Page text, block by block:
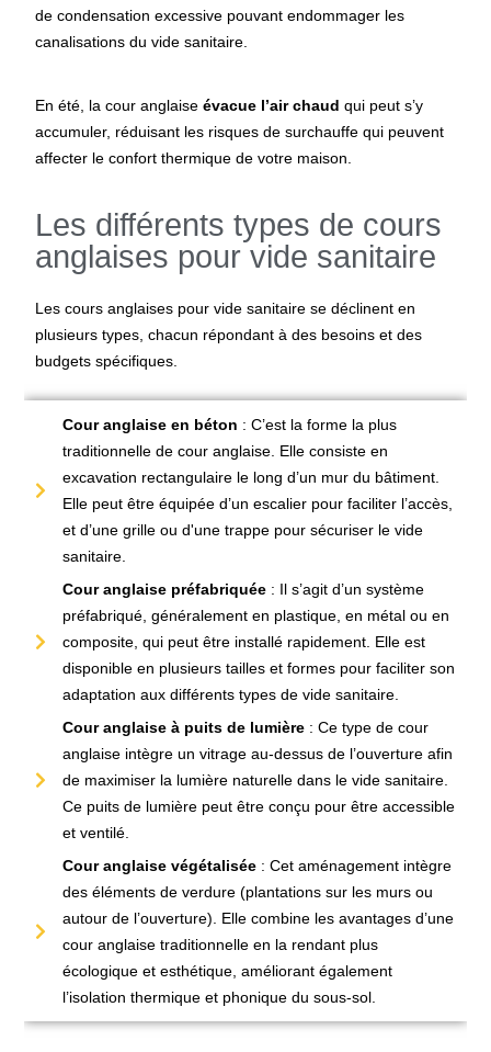
de condensation excessive pouvant endommager les
canalisations du vide sanitaire.
En été, la cour anglaiseévacue l’air chaud qui peut s’y
accumuler, réduisant les risques de surchauffe qui peuvent
affecter le confort thermique de votre maison.
Les différents types de cours
anglaises pour vide sanitaire
Les cours anglaises pour vide sanitaire se déclinent en
plusieurs types, chacun répondant à des besoins et des
budgets spécifiques.
Cour anglaise en béton : C’est la forme la plus
traditionnelle de cour anglaise. Elle consiste en
excavation rectangulaire le long d’un mur du bâtiment.
Elle peut être équipée d’un escalier pour faciliter l’accès,
et d’une grille ou d'une trappe pour sécuriser le vide
sanitaire.
Cour anglaise préfabriquée : Il s’agit d’un système
préfabriqué, généralement en plastique, en métal ou en
composite, qui peut être installé rapidement. Elle est
disponible en plusieurs tailles et formes pour faciliter son
adaptation aux différents types de vide sanitaire.
Cour anglaise à puits de lumière : Ce type de cour
anglaise intègre un vitrage au-dessus de l’ouverture afin
de maximiser la lumière naturelle dans le vide sanitaire.
Ce puits de lumière peut être conçu pour être accessible
et ventilé.
Cour anglaise végétalisée : Cet aménagement intègre
des éléments de verdure (plantations sur les murs ou
autour de l’ouverture). Elle combine les avantages d’une
cour anglaise traditionnelle en la rendant plus
écologique et esthétique, améliorant également
l’isolation thermique et phonique du sous-sol.